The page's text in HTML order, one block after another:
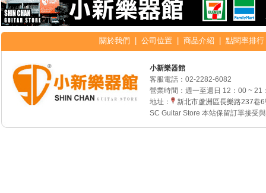
關於我們 公司位置 商品介紹 點閱率排行
小新樂器館
客服電話： 02-2282-6082
營業時間：週一至週日 12：00 ~ 21
地址：
新北市蘆洲區長樂路237巷
SC Guitar Store 本站保留訂單接受